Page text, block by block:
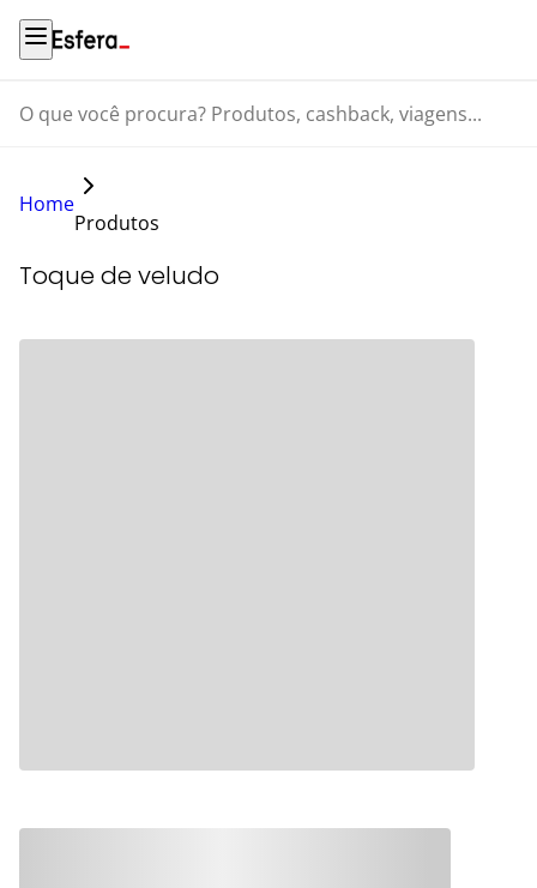
O que você procura? Produtos, cashback, viagens...
Home
Produtos
Toque de veludo